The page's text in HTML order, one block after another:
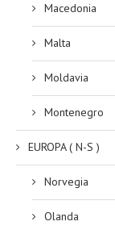
Macedonia
Malta
Moldavia
Montenegro
EUROPA ( N-S )
Norvegia
Olanda